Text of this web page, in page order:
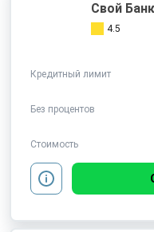
Свой
4.5
Кредитный лимит
Без процентов
Стоимость